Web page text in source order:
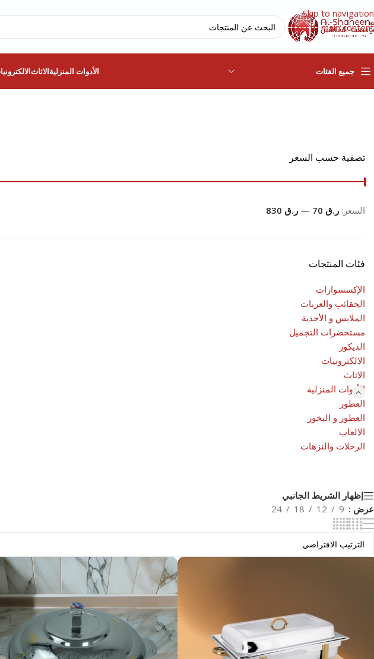
Skip to navigation
Skip to main content
جميع الفئات الأدوات المنزليةالاثاث
تصفية حسب السعر
السعر: ر.ق 70 — ر.ق 830
فئات المنتجات
الإكسسوارات
الحقائب والعربات
الملابس و الأحذية
مستحضرات التجميل
الديكور
الالكترونيات
الاثاث
الأدوات المنزلية
العطور
العطور و البخور
الالعاب
الرحلات والنزهات
إظهار الشريط الجانبي
عرض
9
12
18
24